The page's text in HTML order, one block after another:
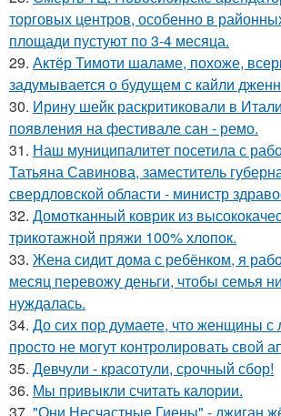
торговых центров, особенно в
площади пустуют по 3-4 месяца.
29. Актёр Тимоти шаламе, похоже,
задумывается о будущем с кайли
30. Ирину шейк раскритиковали в
появления на фестивале сан - ремо.
31. Наш муниципалитет посетила с
Татьяна Савинова, заместитель
свердловской области - министр
32. Домотканный коврик из
трикотажной пряжи 100% хлопок.
33. Жена сидит дома с ребёнком, я
месяц перевожу деньги, чтобы семья
нуждалась.
34. До сих пор думаете, что женщины
просто не могут контролировать свой
35. Девчули - красотули, срочный сбор!
36. Мы привыкли считать калории.